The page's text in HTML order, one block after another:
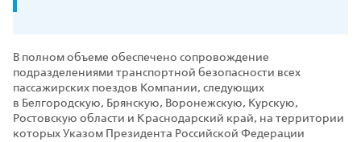
В полном объеме обеспечено сопровождение
подразделениями транспортной безопасности всех
пассажирских поездов Компании, следующих
в Белгородскую, Брянскую, Воронежскую, Курскую,
Ростовскую области и Краснодарский край, на территории
которых Указом Президента Российской Федерации